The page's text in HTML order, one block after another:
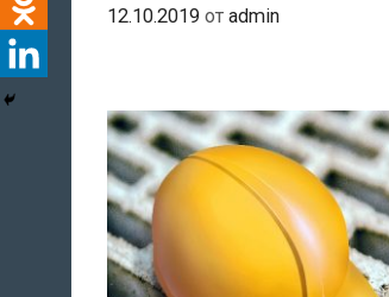
12.10.2019 от admin